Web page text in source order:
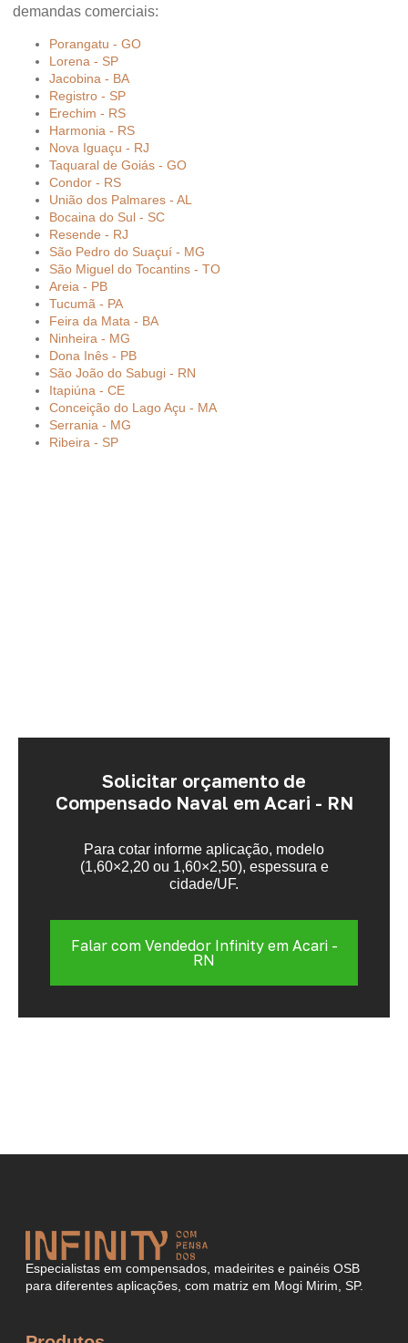
demandas comerciais:
Porangatu - GO
Lorena - SP
Jacobina - BA
Registro - SP
Erechim - RS
Harmonia - RS
Nova Iguaçu - RJ
Taquaral de Goiás - GO
Condor - RS
União dos Palmares - AL
Bocaina do Sul - SC
Resende - RJ
São Pedro do Suaçuí - MG
São Miguel do Tocantins - TO
Areia - PB
Tucumã - PA
Feira da Mata - BA
Ninheira - MG
Dona Inês - PB
São João do Sabugi - RN
Itapiúna - CE
Conceição do Lago Açu - MA
Serrania - MG
Ribeira - SP
Solicitar orçamento de
Compensado Naval em Acari - RN
Para cotar informe aplicação, modelo
(1,60×2,20 ou 1,60×2,50), espessura e
cidade/UF.
Falar com Vendedor Infinity em Acari -
RN
Especialistas em compensados, madeirites e painéis OSB
para diferentes aplicações, com matriz em Mogi Mirim, SP.